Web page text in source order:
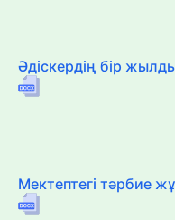
Әдіскердің бір
Мектептегі тәрбие